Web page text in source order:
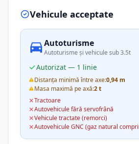
Vehicule acceptate
Autoturisme
Autoturisme și vehicule sub 3.5t
Autorizat — 1 linie
Distanța minimă între axe:0,94 m
Masa maximă pe axă:2 t
Tractoare
Autovehicule fără servofrână
Vehicule tractate (remorci)
Autovehicule GNC (gaz natural